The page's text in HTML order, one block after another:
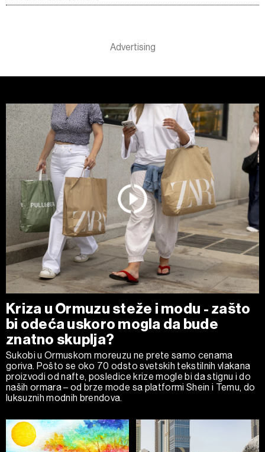
Kriza u Ormuzu steže i modu - zašto
bi odeća uskoro mogla da bude
znatno skuplja?
Sukobi u Ormuskom moreuzu ne prete samo cenama
goriva. Pošto se oko 70 odsto svetskih tekstilnih vlakana
proizvodi od nafte, posledice krize mogle bi da stignu i do
naših ormara – od brze mode sa platformi Shein i Temu, do
luksuznih modnih brendova.